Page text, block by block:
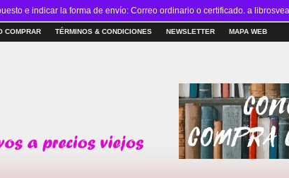
COMPRAR TÉRMINOS & CONDICIONES NEWSLETTER MAPA WEB
e indicar la forma de envío: Correo ordinario o certificado. a